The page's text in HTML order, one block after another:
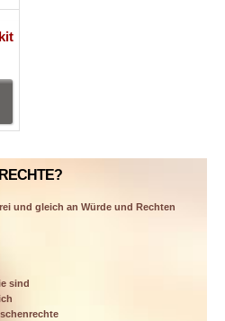
und gleich an Würde und Rechten
sind